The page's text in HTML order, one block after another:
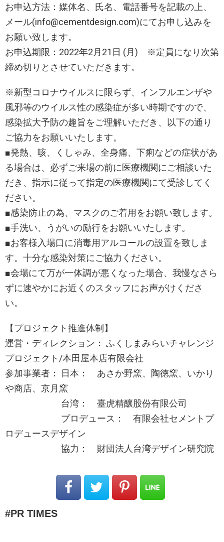
お申込方法：媒体名、氏名、電話番号を記載の上、
メール(info@cementdesign.com)にてお申し込みを
お願い致します。
お申込期限：2022年2月21日 (月) ※定員になり次第
締め切りとさせていただきます。
※新型コロナウイルスに限らず、インフルエンザや
風邪等のウイルス性の感染症が多い時期ですので、
感染拡大予防の趣旨をご理解いただき、以下の通り
ご協力をお願いいたします。
■発熱、咳、くしゃみ、全身痛、下痢などの症状があ
る場合は、必ずご来場の前に医療機関にご相談いた
だき、指示に従って指定の医療機関にて受診してく
ださい。
■感染防止の為、マスクのご着用をお願い致します。
■手洗い、うがいの励行をお願いいたします。
■お客様入場口に消毒用アルコールの設置を致しま
す。十分な感染対策にご協力ください。
■会場にて万が一体調が悪くなった場合、我慢なさら
ずに速やかにお近くのスタッフにお声がけくださ
い。
【プロジェクト推進体制】
運営・ディレクション： ふくしまみらいチャレンジ
プロジェクト/本田屋本店有限会社
参加事業者： 日本： あさか野窯、陶徳窯、いかり
や商店、京月窯
台湾： 臺虎精釀股份有限公司
プロデュース： 有限会社セメントプ
ロデュースデザイン
協力： 財団法人台湾デザイン研究院
PR TIMES